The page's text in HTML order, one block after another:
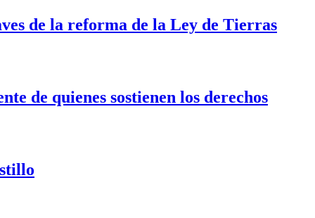
de la reforma de la Ley de Tierras
de quienes sostienen los derechos